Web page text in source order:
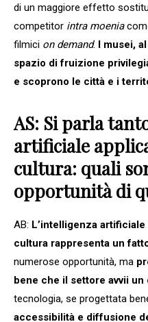
di un maggiore effetto
competitor intra moenia
filmici on demand. I musei,
spazio di fruizione
e scoprono le città e i
AS: Si parla
artificiale
cultura: quali
opportunità di
AB: L’intelligenza
cultura rappresenta un
numerose opportunità, ma
bene che il settore avvii
tecnologia, se progettata
accessibilità e diffusione